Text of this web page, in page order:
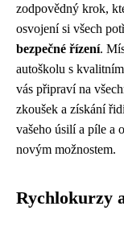
zodpovědný krok,
osvojení si všech
bezpečné řízení.
autoškolu s
vás připraví na
zkoušek a získání
vašeho úsilí a píle a
novým možnostem.
Rychlokurzy